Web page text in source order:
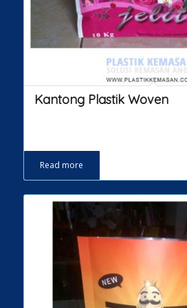
Kantong Plastik Woven
Read more